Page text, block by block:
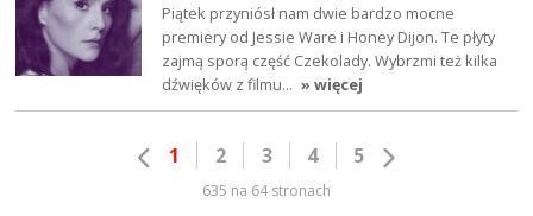
Piątek przyniósł nam dwie bardzo mocne
premiery od Jessie Ware i Honey Dijon. Te płyty
zajmą sporą część Czekolady. Wybrzmi też kilka
dźwięków z filmu… » więcej
1 2 3 4 5
635 na 64 stronach